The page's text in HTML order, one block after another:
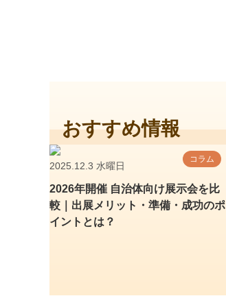
おすすめ情報
コラム
2025.12.3 水曜日
2026年開催 自治体向け展示会を比
較｜出展メリット・準備・成功のポ
イントとは？